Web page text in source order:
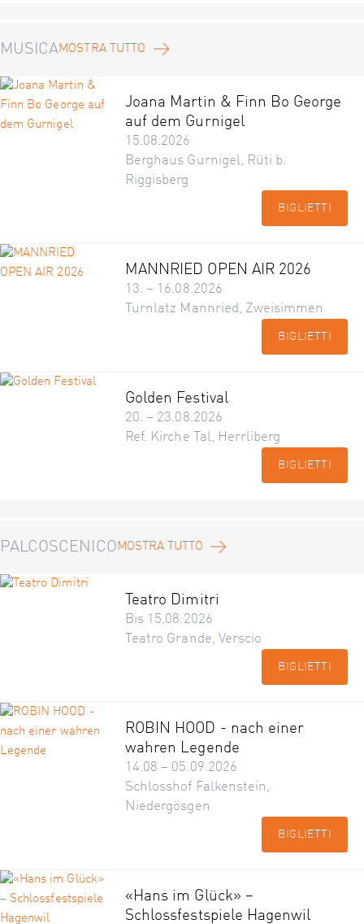
MUSICAMOSTRA TUTTO
Joana Martin & Finn Bo George
auf dem Gurnigel
15.08.2026
Berghaus Gurnigel, Rüti b.
Riggisberg
BIGLIETTI
MANNRIED OPEN AIR 2026
13. – 16.08.2026
Turnlatz Mannried, Zweisimmen
BIGLIETTI
Golden Festival
20. – 23.08.2026
Ref. Kirche Tal, Herrliberg
BIGLIETTI
PALCOSCENICOMOSTRA TUTTO
Teatro Dimitri
Bis 15.08.2026
Teatro Grande, Verscio
BIGLIETTI
ROBIN HOOD - nach einer
wahren Legende
14.08 – 05.09.2026
Schlosshof Falkenstein,
Niedergösgen
BIGLIETTI
«Hans im Glück» –
Schlossfestspiele Hagenwil